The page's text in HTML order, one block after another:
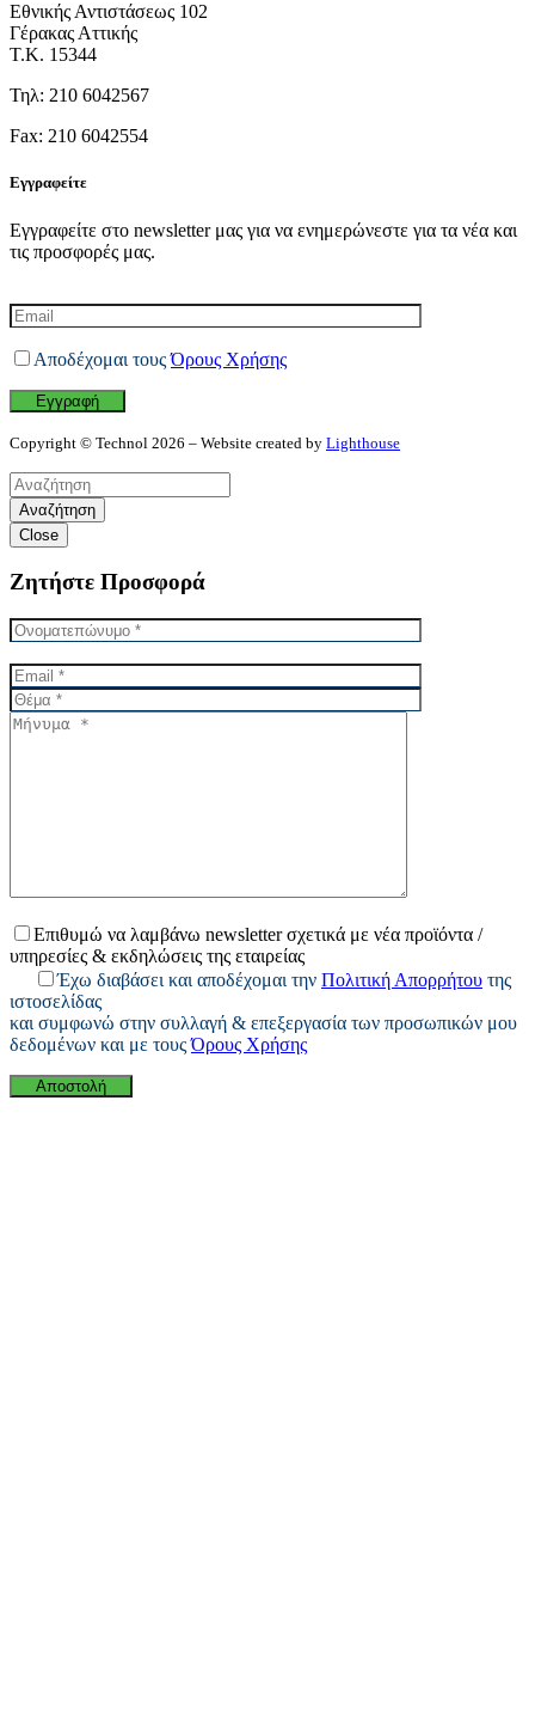
Εθνικής Αντιστάσεως 102
Γέρακας Αττικής
Τ.Κ. 15344
Τηλ: 210 6042567
Fax: 210 6042554
Εγγραφείτε
Εγγραφείτε στο newsletter μας για να ενημερώνεστε για τα νέα και
τις προσφορές μας.
Αποδέχομαι τουςΌρους Χρήσης
Copyright © Technol 2026 – Website created by Lighthouse
Αναζήτηση
Close
Ζητήστε Προσφορά
Επιθυμώ να λαμβάνω newsletter σχετικά με νέα προϊόντα /
υπηρεσίες & εκδηλώσεις της εταιρείας
Έχω διαβάσει και αποδέχομαι την Πολιτική Απορρήτου της
ιστοσελίδας
και συμφωνώ στην συλλαγή & επεξεργασία των προσωπικών μου
δεδομένων και με τουςΌρους Χρήσης